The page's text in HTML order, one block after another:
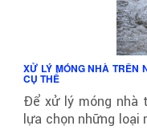
XỬ LÝ MÓNG NHÀ TRÊN
CỤ THỂ
Để xử lý móng nhà
lựa chọn những loại